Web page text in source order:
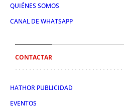
QUIÉNES SOMOS
CANAL DE WHATSAPP
CONTACTAR
HATHOR PUBLICIDAD
EVENTOS